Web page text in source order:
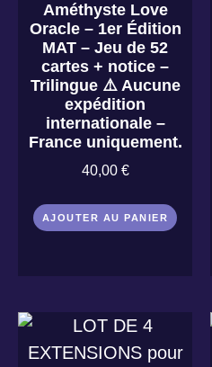
Améthyste Love
Oracle – 1er Édition
MAT – Jeu de 52
cartes + notice –
Trilingue ⚠️ Aucune
expédition
internationale –
France uniquement.
40,00 €
AJOUTER AU PANIER